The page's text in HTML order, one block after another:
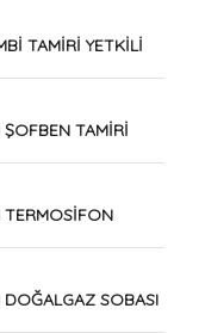
TAMİRİ YETKİLİ
TAMİRİ
TERMOSİFON
SOBASI